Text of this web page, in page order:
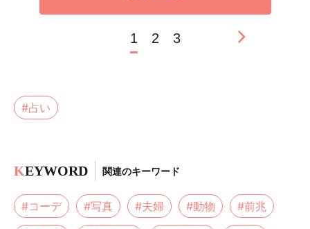
1 2 3
#占い
KEYWORD 関連のキーワード
#コーデ #写真 #夫婦 #動物 #前兆